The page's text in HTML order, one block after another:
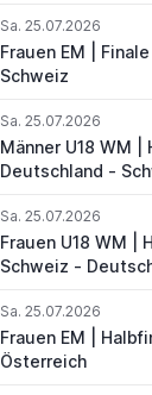
Sa. 25.07.2026
Frauen EM |
Schweiz
Sa. 25.07.2026
Männer U18 WM |
Deutschland -
Sa. 25.07.2026
Frauen U18 WM |
Schweiz -
Sa. 25.07.2026
Frauen EM |
Österreich